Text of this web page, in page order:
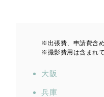
※出張費、申請費含め
※撮影費用は含まれて
大阪
兵庫